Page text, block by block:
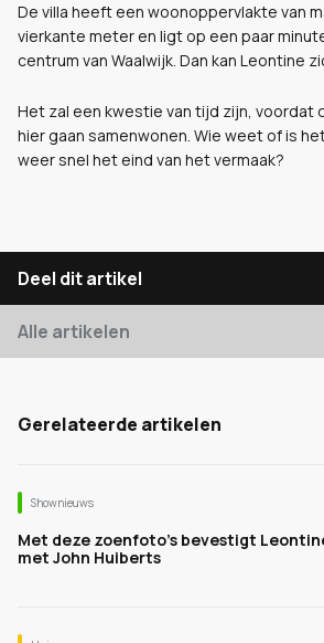
De villa heeft een woonoppervlakte van
vierkante meter en ligt op een paar
centrum van Waalwijk. Dan kan Leontine
Het zal een kwestie van tijd zijn,
hier gaan samenwonen. Wie weet of is
weer snel het eind van het vermaak?
Deel dit artikel
Alle artikelen
Gerelateerde artikelen
Shownieuws
Met deze zoenfoto's bevestigt
met John Huiberts